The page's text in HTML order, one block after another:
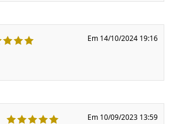
Em 14/10/2024 19:16
Em 10/09/2023 13:59